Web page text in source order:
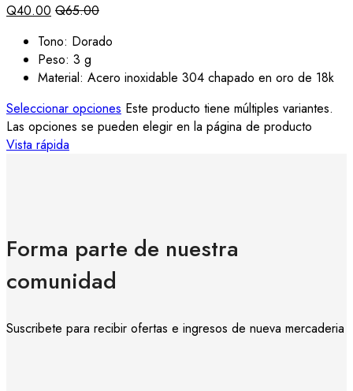
Q40.00 Q65.00
Tono: Dorado
Peso: 3 g
Material: Acero inoxidable 304 chapado en oro de 18k
Seleccionar opciones Este producto tiene múltiples variantes.
Las opciones se pueden elegir en la página de producto
Vista rápida
Forma parte de nuestra
comunidad
Suscribete para recibir ofertas e ingresos de nueva mercaderia